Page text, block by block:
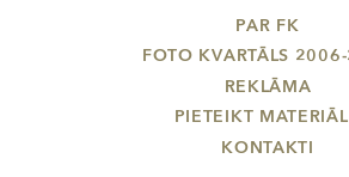
PAR FK
FOTO KVARTĀLS
REKLĀMA
PIETEIKT
KONTAKTI